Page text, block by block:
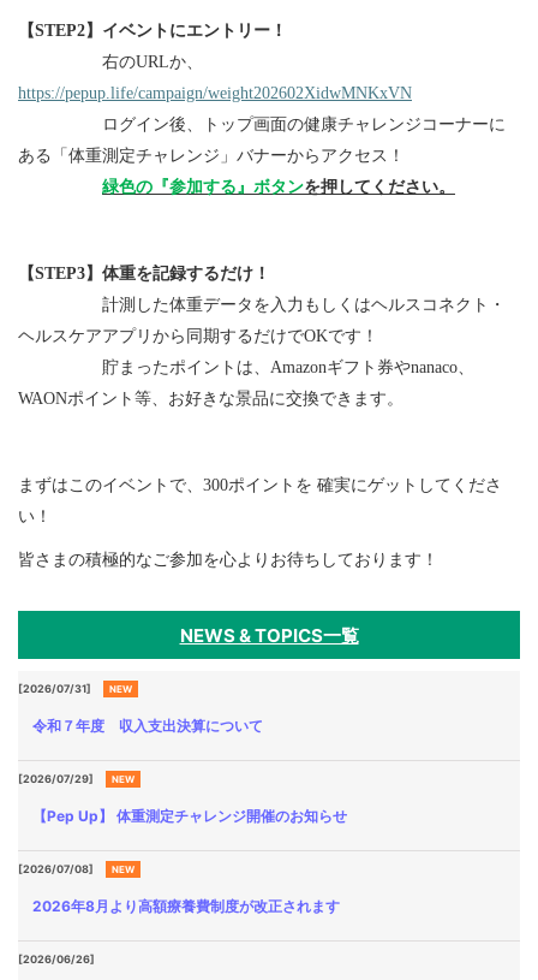
【STEP2】イベントにエントリー！
右のURLか、
https://pepup.life/campaign/weight202602XidwMNKxVN
ログイン後、トップ画面の健康チャレンジコーナーに
ある「体重測定チャレンジ」バナーからアクセス！
緑色の『参加する』ボタンを押してください。
【STEP3】体重を記録するだけ！
計測した体重データを入力もしくはヘルスコネクト・
ヘルスケアアプリ から同期するだけでOKです！
貯まったポイントは、Amazonギフト券やnanaco、
WAONポイント等、 お好きな景品に交換できます。
まずはこのイベントで、300ポイントを 確実にゲットしてくださ
い！
皆さまの積極的なご参加を心よりお待ちしております！
NEWS & TOPICS一覧
[2026/07/31] NEW
令和７年度 収入支出決算について
[2026/07/29] NEW
【Pep Up】 体重測定チャレンジ開催のお知らせ
[2026/07/08] NEW
2026年8月より高額療養費制度が改正されます
[2026/06/26]